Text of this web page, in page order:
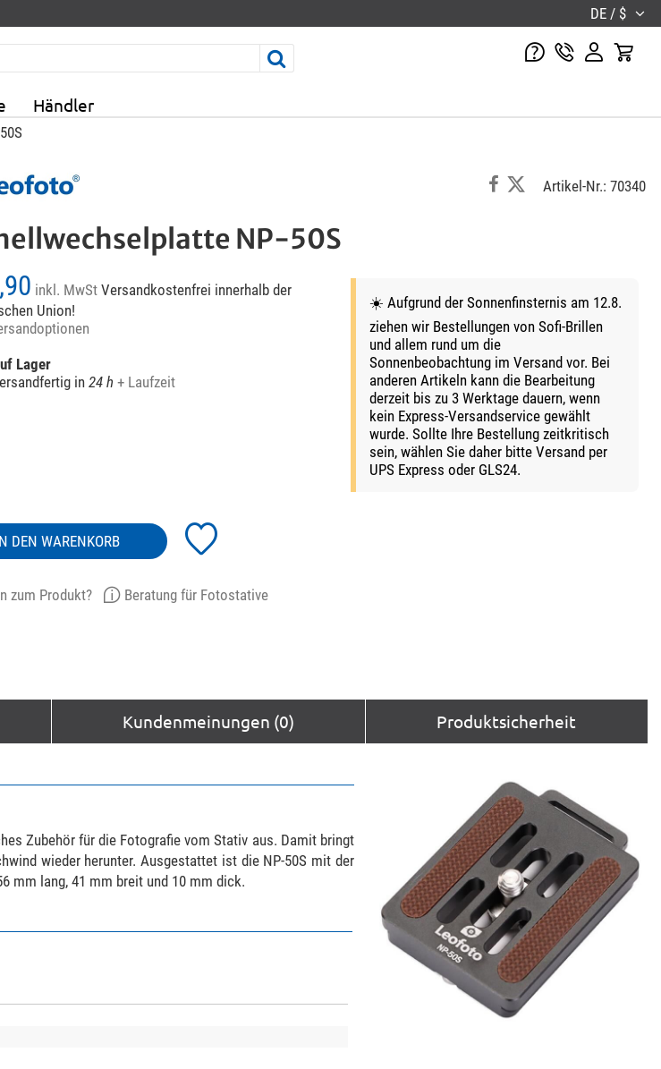
DE / $
Händler
Artikel-Nr.: 70340
NP-50S
inkl. MwStVersandkostenfrei innerhalb der
Union!
Lager
in24 h + Laufzeit
☀️ Aufgrund der Sonnenfinsternis am 12.8.
ziehen wir Bestellungen von Sofi-Brillen
und allem rund um die
Sonnenbeobachtung im Versand vor. Bei
anderen Artikeln kann die Bearbeitung
derzeit bis zu 3 Werktage dauern, wenn
kein Express-Versandservice gewählt
wurde. Sollte Ihre Bestellung zeitkritisch
sein, wählen Sie daher bitte Versand per
UPS Express oder GLS24.
DEN WARENKORB
zum Produkt? Beratung für Fotostative
Kundenmeinungen (0) Produktsicherheit
Zubehör für die Fotografie vom Stativ aus. Damit bringt
wieder herunter. Ausgestattet ist die NP-50S mit der
mm lang, 41 mm breit und 10 mm dick.